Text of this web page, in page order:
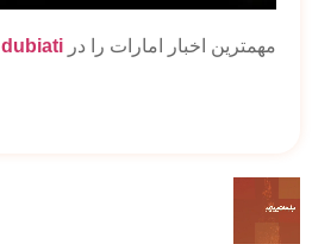
مهمترین اخبار امارات را در dubiati